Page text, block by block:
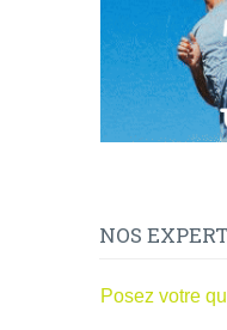
NOS
Posez votre